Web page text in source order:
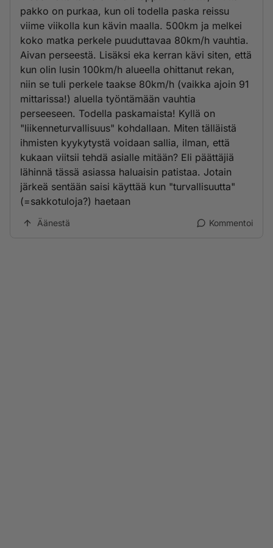
pakko on purkaa, kun oli todella paska reissu
viime viikolla kun kävin maalla. 500km ja melkei
koko matka perkele puuduttavaa 80km/h vauhtia.
Aivan perseestä. Lisäksi eka kerran kävi siten, että
kun olin lusin 100km/h alueella ohittanut rekan,
niin se tuli perkele taakse 80km/h (vaikka ajoin 91
mittarissa!) aluella työntämään vauhtia
perseeseen. Todella paskamaista! Kyllä on
"liikenneturvallisuus" kohdallaan. Miten tälläistä
ihmisten kyykytystä voidaan sallia, ilman, että
kukaan viitsii tehdä asialle mitään? Eli päättäjiä
lähinnä tässä asiassa haluaisin patistaa. Jotain
järkeä sentään saisi käyttää kun "turvallisuutta"
(=sakkotuloja?) haetaan
Äänestä Kommentoi